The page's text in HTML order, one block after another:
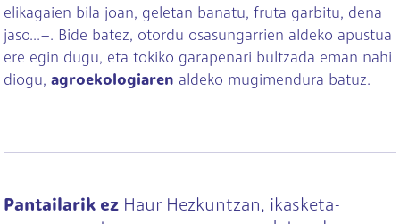
elikagaien bila joan, geletan banatu, fruta garbitu, dena
jaso...–. Bide batez, otordu osasungarrien aldeko apustua
ere egin dugu, eta tokiko garapenari bultzada eman nahi
diogu, agroekologiaren aldeko mugimendura batuz.
Pantailarik ez Haur Hezkuntzan, ikasketa-